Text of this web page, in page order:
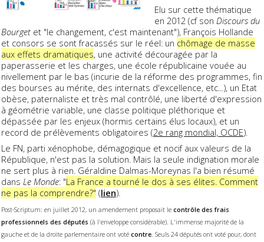
Elu sur cette thématique
en 2012 (cf son Discours du
Bourget et "le changement, c'est maintenant"), François Hollande
et consors se sont fracassés sur le réel: un chômage de masse
aux effets dramatiques, une activité découragée par la
paperasserie et les charges, une école républicaine vouée au
nivellement par le bas (incurie de la réforme des programmes, fin
des bourses au mérite, des internats d'excellence, etc...), un Etat
obèse, paternaliste et très mal contrôlé, une liberté d'expression
à géométrie variable, une classe politique pléthorique et
dépassée par les enjeux (hormis certains élus locaux), et un
record de prélèvements obligatoires (2e rang mondial, OCDE).
Le FN, parti xénophobe, démagogique et nocif aux valeurs de la
République, n'est pas la solution. Mais la seule indignation morale
ne sert plus à rien. Géraldine Dalmas-Moreynas l'a bien résumé
dans Le Monde: "La France a tourné le dos à ses élites. Comment
ne pas la comprendre?" (lien).
Post-Scriptum: en juillet 2012, un amendement proposait le contrôle des frais
professionnels des députés (à l'enveloppe considérable). L'immense majorité de la
gauche et de la droite parlementaire ont voté contre. Seuls 24 députés ont voté pour, dont